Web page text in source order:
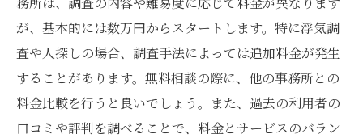
が、基本的には数万円からスタートします。特に浮気調
査や人探しの場合、調査手法によっては追加料金が発生
することがあります。無料相談の際に、他の事務所との
料金比較を行うと良いでしょう。また、過去の利用者の
口コミや評判を調べることで、料金とサービスのバラン